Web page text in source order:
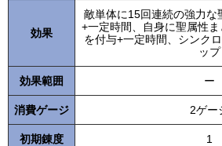
効果
敵単体に15回連続の強力な
+一定時間、自身に聖属性
を付与+一定時間、シンク
ップ
効果範囲 ー
消費ゲージ 2ゲー
初期錬度 1